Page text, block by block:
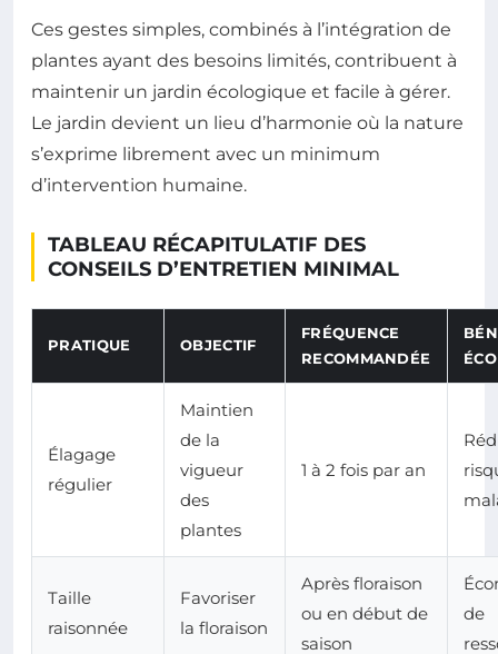
Ces gestes simples, combinés à l’intégration de
plantes ayant des besoins limités, contribuent à
maintenir un jardin écologique et facile à gérer.
Le jardin devient un lieu d’harmonie où la nature
s’exprime librement avec un minimum
d’intervention humaine.
TABLEAU RÉCAPITULATIF DES
CONSEILS D’ENTRETIEN MINIMAL
PRATIQUE OBJECTIF
FRÉQUENCE
RECOMMANDÉE
Élagage
régulier
Maintien
de la
vigueur
des
plantes
1 à 2 fois par an
Taille
raisonnée
Favoriser
la floraison
Après floraison
ou en début de
saison
de